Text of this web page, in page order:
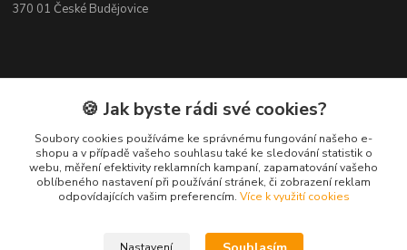
370 01 České Budějovice
Kontakt
Pavel Šedivý
+420 602 148 895
Pracovní doba PO - PÁ: 8,00-16,30
🍪 Jak byste rádi své cookies?
Soubory cookies používáme ke správnému fungování našeho e-
shopu a v případě vašeho souhlasu také ke sledování statistik o
webu, měření efektivity reklamních kampaní, zapamatování vašeho
oblíbeného nastavení při používání stránek, či zobrazení reklam
odpovídajících vašim preferencím. Více k využití cookies